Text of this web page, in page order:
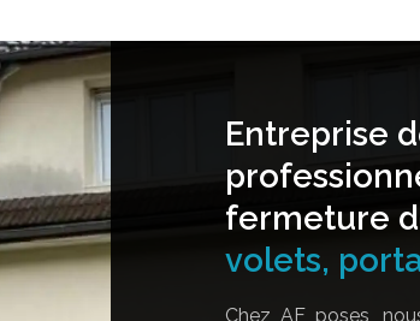
Entreprise
fermeture
volets,
Chez AF poses,